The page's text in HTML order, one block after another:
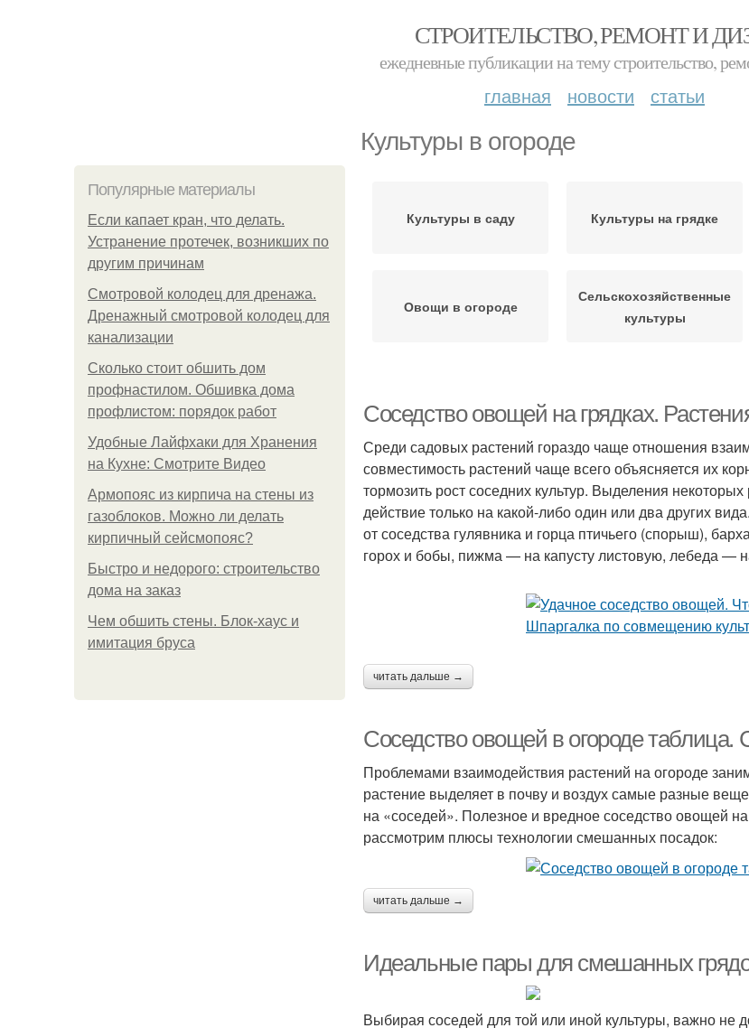
СТРОИТЕЛЬСТВО, РЕМОНТ И
ежедневные публикации на тему строительство,
главная новости статьи
Культуры в огороде
Популярные материалы
Если капает кран, что делать.
Устранение протечек, возникших по
другим причинам
Смотровой колодец для дренажа.
Дренажный смотровой колодец для
канализации
Сколько стоит обшить дом
профнастилом. Обшивка дома
профлистом: порядок работ
Удобные Лайфхаки для Хранения
на Кухне: Смотрите Видео
Армопояс из кирпича на стены из
газоблоков. Можно ли делать
кирпичный сейсмопояс?
Быстро и недорого: строительство
дома на заказ
Чем обшить стены. Блок-хаус и
имитация бруса
Культуры в саду Культуры на грядке
Овощи в огороде
Сельскохозяйственные
культуры
Севооборот на огороде Культуры по грядкам
Соседство овощей на грядках.
Среди садовых растений гораздо чаще отношения
совместимость растений чаще всего объясняется их
тормозить рост соседних культур. Выделения
действие только на какой-либо один или два других
от соседства гулявника и горца птичьего (спорыш),
горох и бобы, пижма — на капусту листовую, лебеда —
читать дальше →
Соседство овощей в огороде
Проблемами взаимодействия растений на огороде
растение выделяет в почву и воздух самые разные
на «соседей». Полезное и вредное соседство овощей
рассмотрим плюсы технологии смешанных посадок:
читать дальше →
Идеальные пары для смешанных
Выбирая соседей для той или иной культуры, важно не